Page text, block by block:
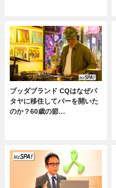
ブッダブランド CQはなぜパ
タヤに移住してバーを開いた
のか？60歳の節…